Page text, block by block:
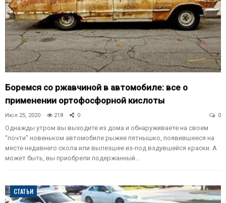
Боремся со ржавчиной в автомобиле: все о
применении ортофосфорной кислоты
Июл 25, 2020 218 0 0
Однажды утром вы выходите из дома и обнаруживаете на своем
“почти” новеньком автомобиле рыжее пятнышко, появившееся на
месте недавнего скола или вылезшее из-под вздувшейся краски. А
может быть, вы приобрели подержанный…
СТАТЬИ